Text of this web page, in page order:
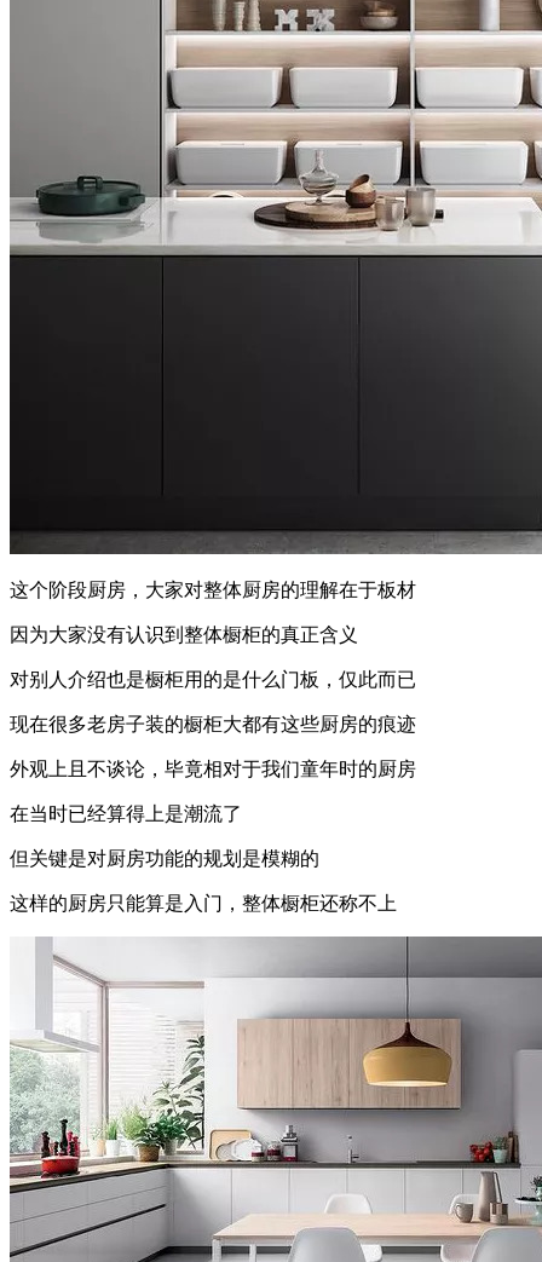
这个阶段厨房，大家对整体厨房的理解在于板材
因为大家没有认识到整体橱柜的真正含义
对别人介绍也是橱柜用的是什么门板，仅此而已
现在很多老房子装的橱柜大都有这些厨房的痕迹
外观上且不谈论，毕竟相对于我们童年时的厨房
在当时已经算得上是潮流了
但关键是对厨房功能的规划是模糊的
这样的厨房只能算是入门，整体橱柜还称不上